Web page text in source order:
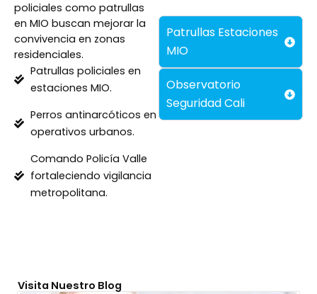
policiales como patrullas
en MIO buscan mejorar la
convivencia en zonas
residenciales.
Patrullas policiales en
estaciones MIO.
Perros antinarcóticos en
operativos urbanos.
Comando Policía Valle
fortaleciendo vigilancia
metropolitana.
Patrullas Estaciones
MIO
Observatorio
Seguridad Cali
Visita Nuestro Blog